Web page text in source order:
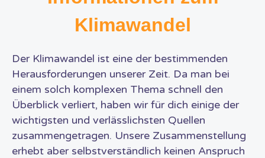
Klimawandel
Der Klimawandel ist eine der bestimmenden
Herausforderungen unserer Zeit. Da man bei
einem solch komplexen Thema schnell den
Überblick verliert, haben wir für dich einige der
wichtigsten und verlässlichsten Quellen
zusammengetragen. Unsere Zusammenstellung
erhebt aber selbstverständlich keinen Anspruch